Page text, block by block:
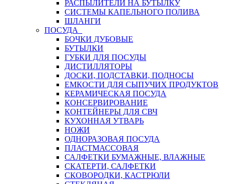
РАСПЫЛИТЕЛИ НА БУТЫЛКУ
СИСТЕМЫ КАПЕЛЬНОГО ПОЛИВА
ШЛАНГИ
ПОСУДА
БОЧКИ ДУБОВЫЕ
БУТЫЛКИ
ГУБКИ ДЛЯ ПОСУДЫ
ДИСТИЛЛЯТОРЫ
ДОСКИ, ПОДСТАВКИ, ПОДНОСЫ
ЕМКОСТИ ДЛЯ СЫПУЧИХ ПРОДУКТОВ
КЕРАМИЧЕСКАЯ ПОСУДА
КОНСЕРВИРОВАНИЕ
КОНТЕЙНЕРЫ ДЛЯ СВЧ
КУХОННАЯ УТВАРЬ
НОЖИ
ОДНОРАЗОВАЯ ПОСУДА
ПЛАСТМАССОВАЯ
САЛФЕТКИ БУМАЖНЫЕ, ВЛАЖНЫЕ
СКАТЕРТИ, САЛФЕТКИ
СКОВОРОДКИ, КАСТРЮЛИ